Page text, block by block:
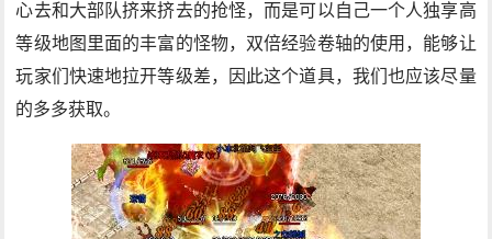
心去和大部队挤来挤去的抢怪，而是可以自己一个人独享高
等级地图里面的丰富的怪物，双倍经验卷轴的使用，能够让
玩家们快速地拉开等级差，因此这个道具，我们也应该尽量
的多多获取。